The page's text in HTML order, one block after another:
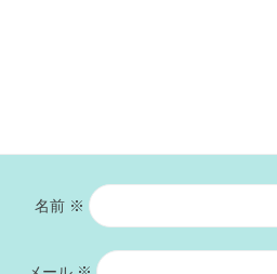
名前 ※